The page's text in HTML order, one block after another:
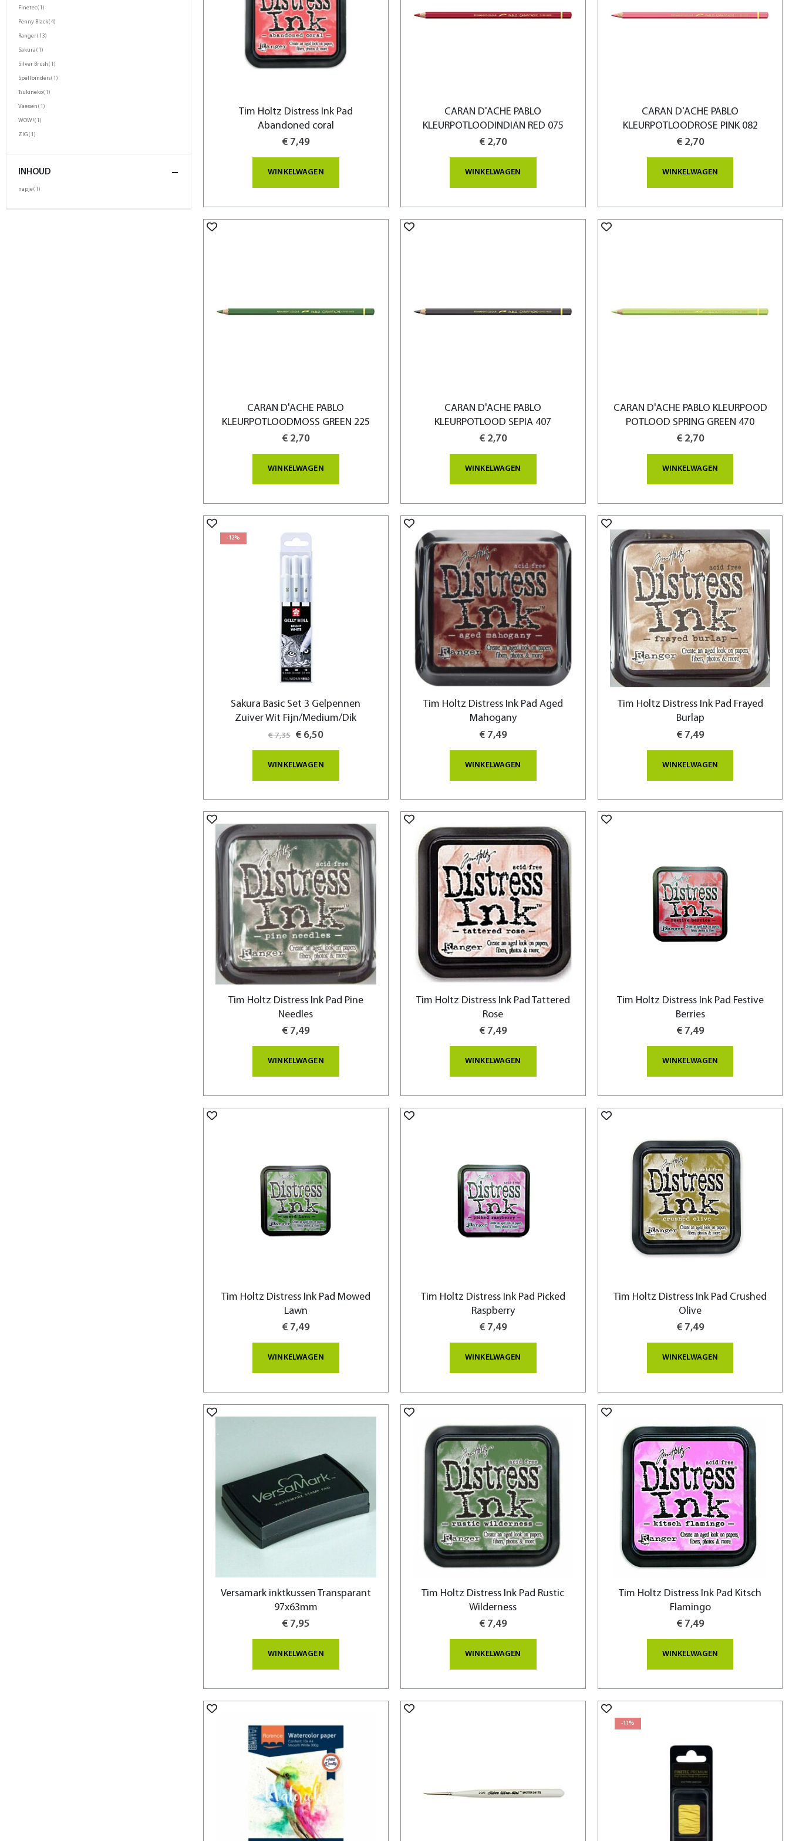
Tim Holtz Distress Ink Pad
Abandoned coral
€ 7,49
WINKELWAGEN
CARAN D'ACHE PABLO
KLEURPOTLOODINDIAN RED 075
€ 2,70
WINKELWAGEN
CARAN D'ACHE PABLO
KLEURPOTLOODROSE PINK 082
€ 2,70
WINKELWAGEN
CARAN D'ACHE PABLO
KLEURPOTLOODMOSS GREEN 225
€ 2,70
WINKELWAGEN
CARAN D'ACHE PABLO
KLEURPOTLOOD SEPIA 407
€ 2,70
WINKELWAGEN
CARAN D'ACHE PABLO KLEURPOOD
POTLOOD SPRING GREEN 470
€ 2,70
WINKELWAGEN
-12%
Sakura Basic Set 3 Gelpennen
Zuiver Wit Fijn/Medium/Dik
€ 7,35
Special
Price
€ 6,50
WINKELWAGEN
Tim Holtz Distress Ink Pad Aged
Mahogany
€ 7,49
WINKELWAGEN
Tim Holtz Distress Ink Pad Frayed
Burlap
€ 7,49
WINKELWAGEN
Tim Holtz Distress Ink Pad Pine
Needles
€ 7,49
WINKELWAGEN
Tim Holtz Distress Ink Pad Tattered
Rose
€ 7,49
WINKELWAGEN
Tim Holtz Distress Ink Pad Festive
Berries
€ 7,49
WINKELWAGEN
Tim Holtz Distress Ink Pad Mowed
Lawn
€ 7,49
WINKELWAGEN
Tim Holtz Distress Ink Pad Picked
Raspberry
€ 7,49
WINKELWAGEN
Tim Holtz Distress Ink Pad Crushed
Olive
€ 7,49
WINKELWAGEN
Versamark inktkussen Transparant
97x63mm
€ 7,95
WINKELWAGEN
Tim Holtz Distress Ink Pad Rustic
Wilderness
€ 7,49
WINKELWAGEN
Tim Holtz Distress Ink Pad Kitsch
Flamingo
€ 7,49
WINKELWAGEN
-11%
Finetec 1product
Penny Black 4product
Ranger 13product
Sakura 1product
Silver Brush 1product
Spellbinders 1product
Tsukineko 1product
Vaessen 1product
WOW! 1product
ZIG 1product
INHOUD
napje 1 product